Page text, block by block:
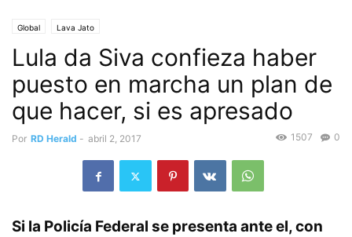
Global Lava Jato
Lula da Siva confieza haber
puesto en marcha un plan de
que hacer, si es apresado
Por RD Herald - abril 2, 2017 0
1507
Si la Policía Federal se presenta ante el, con